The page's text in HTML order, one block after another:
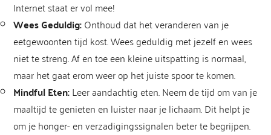
Internet staat er vol mee!
Wees Geduldig:Onthoud dat het veranderen van je
eetgewoonten tijd kost. Wees geduldig met jezelf en wees
niet te streng. Af en toe een kleine uitspatting is normaal,
maar het gaat erom weer op het juiste spoor te komen.
Mindful Eten:Leer aandachtig eten. Neem de tijd om van je
maaltijd te genieten en luister naar je lichaam. Dit helpt je
om je honger- en verzadigingssignalen beter te begrijpen.